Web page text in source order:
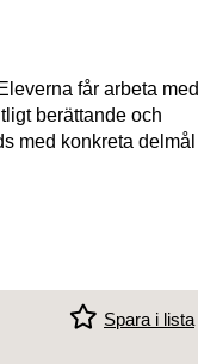
får arbeta med
berättande och
med konkreta delmål
Spara i lista